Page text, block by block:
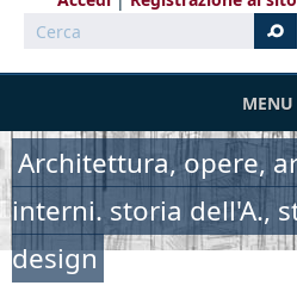
Cerca
MENU
Architettura, opere,
interni. storia dell'A.,
design